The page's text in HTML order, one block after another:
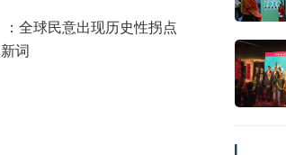
全球民意出现历史性拐点
词